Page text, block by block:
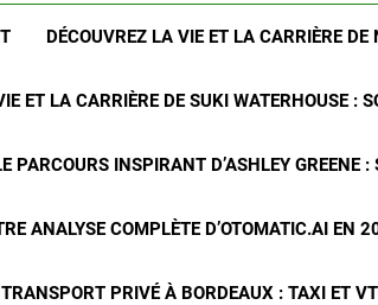
DÉCOUVREZ LA VIE ET LA CARRIÈRE
ET LA CARRIÈRE DE SUKI WATERHOUSE :
PARCOURS INSPIRANT D’ASHLEY GREENE
ANALYSE COMPLÈTE D’OTOMATIC.AI EN
PRIVÉ À BORDEAUX : TAXI ET